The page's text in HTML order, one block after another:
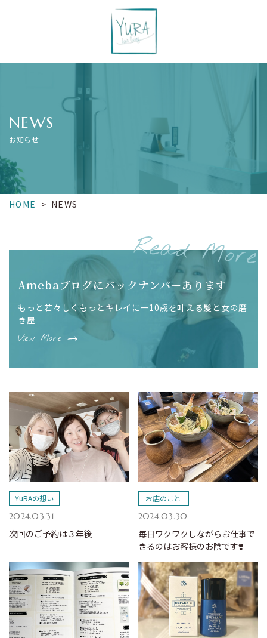
NEWS
お知らせ
HOME > NEWS
Amebaブログにバックナンバーあります
もっと若々しくもっとキレイにー10歳を叶える髪と女の磨
き屋
View More
YuRAの想い
2024.03.31
次回のご予約は３年後
お店のこと
2024.03.30
毎日ワクワクしながらお仕事で
きるのはお客様のお陰です❣️